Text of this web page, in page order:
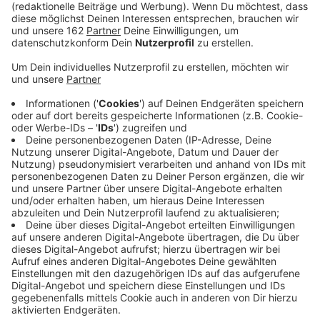
David Beckham: früher
Unterwäschewerbung - heute Einstecktuch
Anzeige
David Beckham wird 51. Kein Wunder, dass der nur
noch in Tweetjackets rumläuft. Wahrscheinlich guckt
der auch mitm Kissen bei sich ausm Fenster und
schreibt Falschparker in seiner Siedlung auf.
Anzeige